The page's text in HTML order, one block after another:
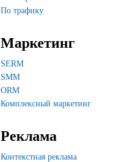
По трафику
Маркетинг
SERM
SMM
ORM
Комплексный маркетинг
Реклама
Контекстная реклама